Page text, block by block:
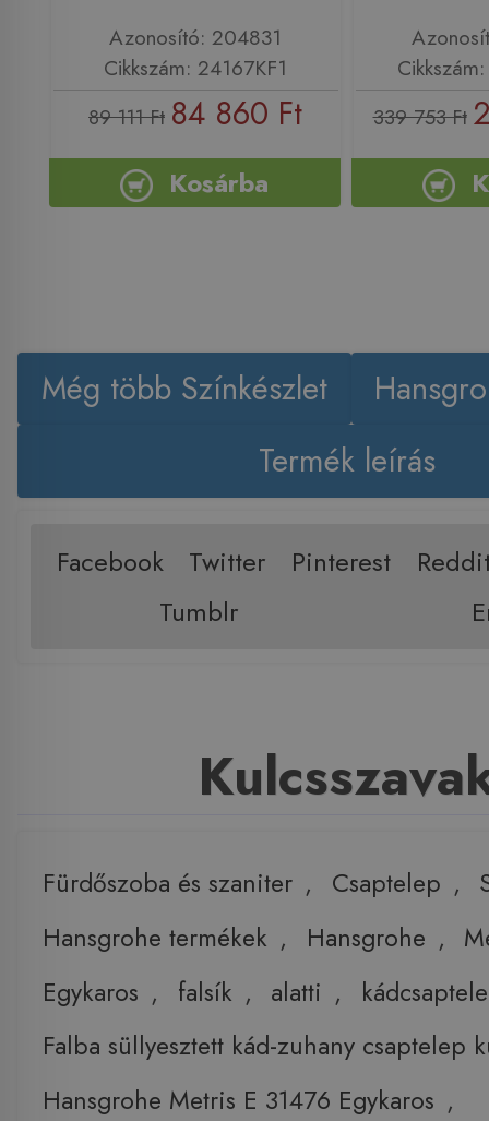
Azonosító: 204831
Cikkszám: 24167KF1
89 111 Ft 84 860 Ft
Kosárba
339 753 Ft
Még több Színkészlet
Termék leírás
Facebook Twitter Pinterest
Tumblr
Fürdőszoba és szaniter , Csaptelep ,
Hansgrohe termékek , Hansgrohe ,
Egykaros , falsík , alatti ,
Falba süllyesztett kád-zuhany csaptelep
Hansgrohe Metris E 31476 Egykaros ,